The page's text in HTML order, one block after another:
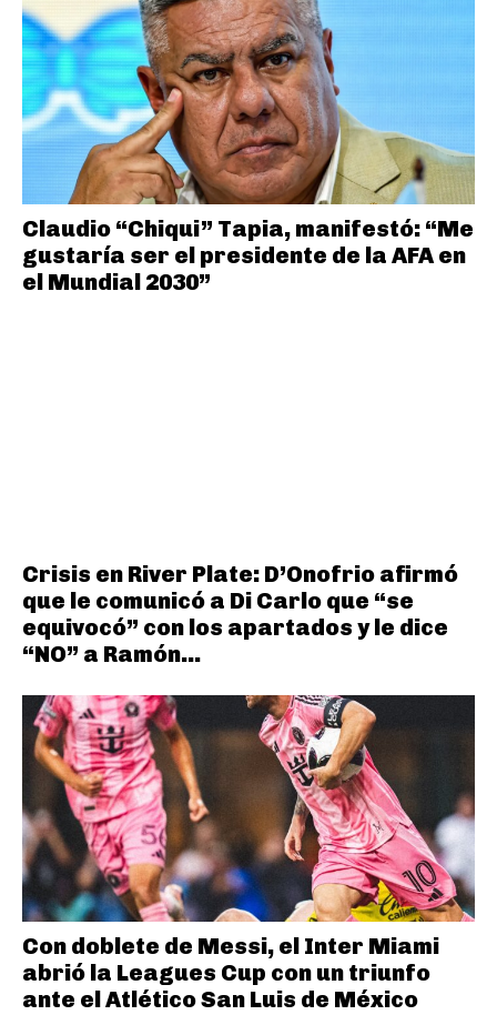
Claudio “Chiqui” Tapia, manifestó: “Me
gustaría ser el presidente de la AFA en
el Mundial 2030”
Crisis en River Plate: D’Onofrio afirmó
que le comunicó a Di Carlo que “se
equivocó” con los apartados y le dice
“NO” a Ramón...
Con doblete de Messi, el Inter Miami
abrió la Leagues Cup con un triunfo
ante el Atlético San Luis de México